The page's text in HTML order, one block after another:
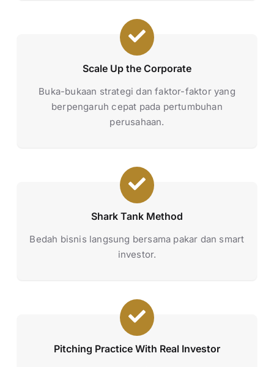
Scale Up the Corporate
Buka-bukaan strategi dan faktor-faktor yang
berpengaruh cepat pada pertumbuhan
perusahaan.
Shark Tank Method
Bedah bisnis langsung bersama pakar dan smart
investor.
Pitching Practice With Real Investor